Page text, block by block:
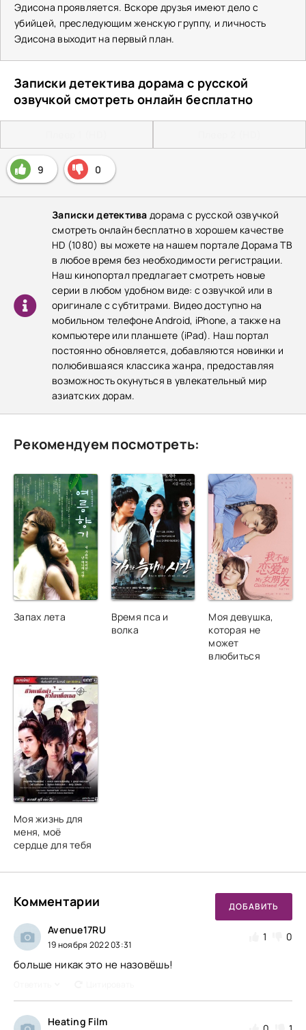
Эдисона проявляется. Вскоре друзья имеют дело с
убийцей, преследующим женскую группу, и личность
Эдисона выходит на первый план.
Записки детектива дорама с русской
озвучкой смотреть онлайн бесплатно
9 0
Записки детектива дорама с русской озвучкой
смотреть онлайн бесплатно в хорошем качестве
HD (1080) вы можете на нашем портале Дорама ТВ
в любое время без необходимости регистрации.
Наш кинопортал предлагает смотреть новые
серии в любом удобном виде: с озвучкой или в
оригинале с субтитрами. Видео доступно на
мобильном телефоне Android, iPhone, а также на
компьютере или планшете (iPad). Наш портал
постоянно обновляется, добавляются новинки и
полюбившаяся классика жанра, предоставляя
возможность окунуться в увлекательный мир
азиатских дорам.
Рекомендуем посмотреть:
Запах лета
Время пса и
волка
Моя девушка,
которая не
может
влюбиться
Моя жизнь для
меня, моё
сердце для тебя
Комментарии ДОБАВИТЬ
Avenue17RU
19 ноября 2022 03:31
1 0
больше никак это не назовёшь!
Heating Film